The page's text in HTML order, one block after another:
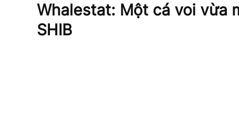
Whalestat: Một cá voi vừa
SHIB